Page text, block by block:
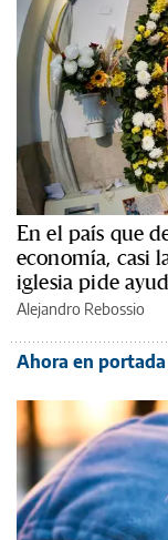
En el país que
economía, casi
iglesia pide
Alejandro Rebossio
Ahora en portada